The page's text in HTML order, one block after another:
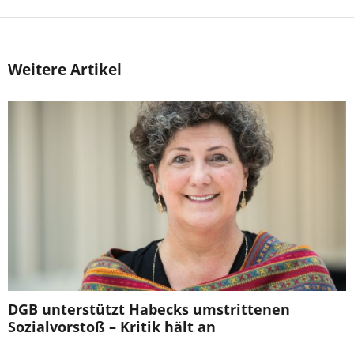
Weitere Artikel
DGB unterstützt Habecks umstrittenen
Sozialvorstoß – Kritik hält an